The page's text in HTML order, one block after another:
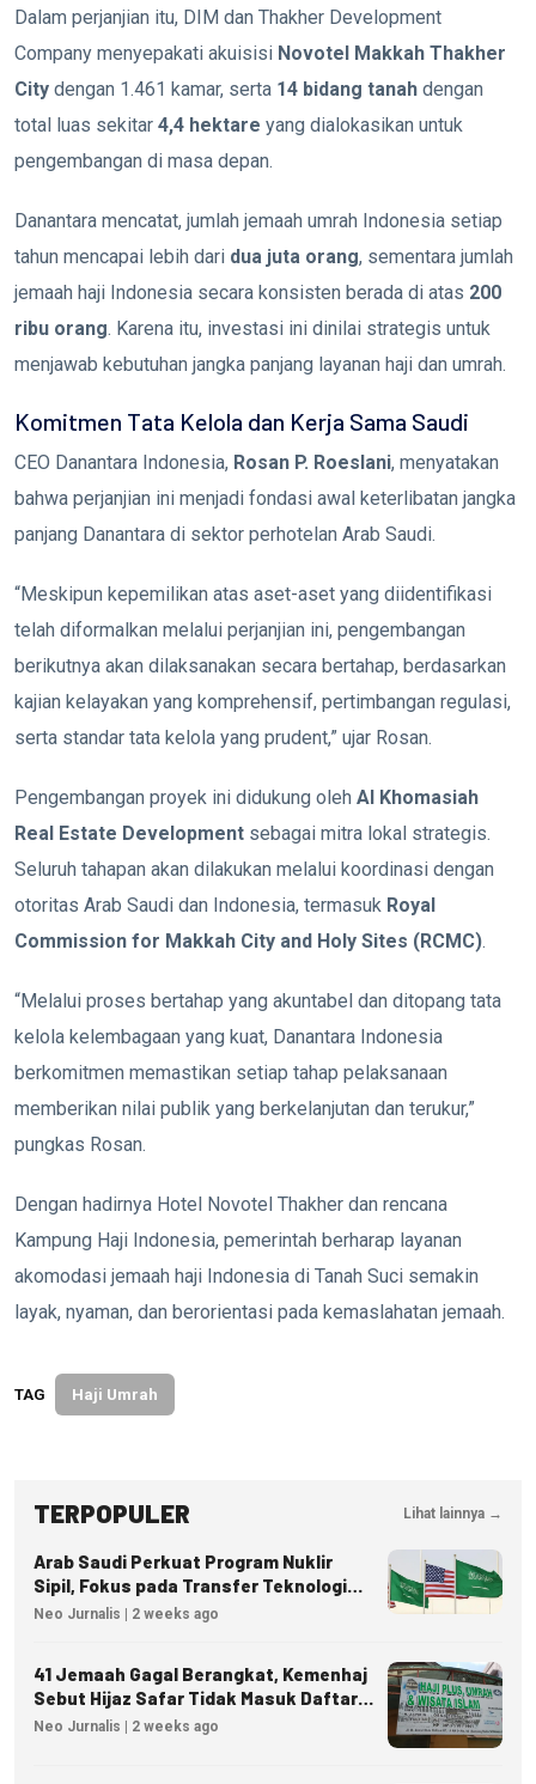
Dalam perjanjian itu, DIM dan Thakher Development
Company menyepakati akuisisi Novotel Makkah Thakher
City dengan 1.461 kamar, serta 14 bidang tanah dengan
total luas sekitar 4,4 hektare yang dialokasikan untuk
pengembangan di masa depan.
Danantara mencatat, jumlah jemaah umrah Indonesia setiap
tahun mencapai lebih dari dua juta orang, sementara jumlah
jemaah haji Indonesia secara konsisten berada di atas 200
ribu orang. Karena itu, investasi ini dinilai strategis untuk
menjawab kebutuhan jangka panjang layanan haji dan umrah.
Komitmen Tata Kelola dan Kerja Sama Saudi
CEO Danantara Indonesia, Rosan P. Roeslani, menyatakan
bahwa perjanjian ini menjadi fondasi awal keterlibatan jangka
panjang Danantara di sektor perhotelan Arab Saudi.
“Meskipun kepemilikan atas aset-aset yang diidentifikasi
telah diformalkan melalui perjanjian ini, pengembangan
berikutnya akan dilaksanakan secara bertahap, berdasarkan
kajian kelayakan yang komprehensif, pertimbangan regulasi,
serta standar tata kelola yang prudent,” ujar Rosan.
Pengembangan proyek ini didukung oleh Al Khomasiah
Real Estate Development sebagai mitra lokal strategis.
Seluruh tahapan akan dilakukan melalui koordinasi dengan
otoritas Arab Saudi dan Indonesia, termasuk Royal
Commission for Makkah City and Holy Sites (RCMC).
“Melalui proses bertahap yang akuntabel dan ditopang tata
kelola kelembagaan yang kuat, Danantara Indonesia
berkomitmen memastikan setiap tahap pelaksanaan
memberikan nilai publik yang berkelanjutan dan terukur,”
pungkas Rosan.
Dengan hadirnya Hotel Novotel Thakher dan rencana
Kampung Haji Indonesia, pemerintah berharap layanan
akomodasi jemaah haji Indonesia di Tanah Suci semakin
layak, nyaman, dan berorientasi pada kemaslahatan jemaah.
TAG Haji Umrah
TERPOPULER Lihat lainnya →
Arab Saudi Perkuat Program Nuklir
Sipil, Fokus pada Transfer Teknologi
dan Kedaulatan Energi
Neo Jurnalis | 2 weeks ago
41 Jemaah Gagal Berangkat, Kemenhaj
Sebut Hijaz Safar Tidak Masuk Daftar
Resmi PPIU
Neo Jurnalis | 2 weeks ago